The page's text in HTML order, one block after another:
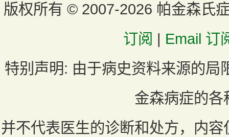
版权所有 © 2007-2026 帕金森氏
订阅 | Email 订
特别声明: 由于病史资料来源的局
金森病症的各
并不代表医生的诊断和处方，内